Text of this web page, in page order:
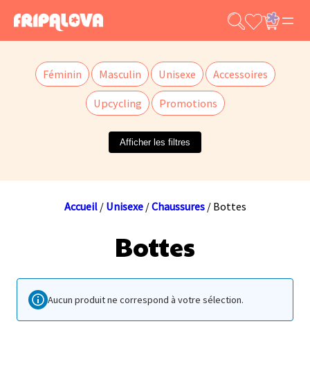
contenu
Féminin Masculin Unisexe Accessoires
Upcycling Promotions
Afficher les filtres
Accueil/ Unisexe/Chaussures/ Bottes
Bottes
Aucun produit ne correspond à votre sélection.